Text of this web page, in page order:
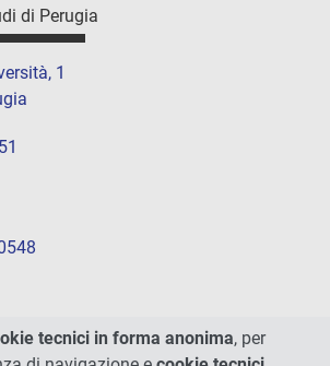
di Perugia
1
tecnici in forma anonima, per